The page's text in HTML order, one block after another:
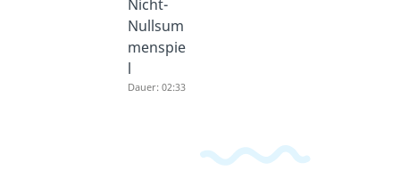
Nicht-
Nullsum
menspie
l
Dauer: 02:33